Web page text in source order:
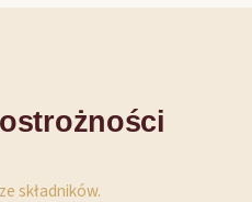
składników.